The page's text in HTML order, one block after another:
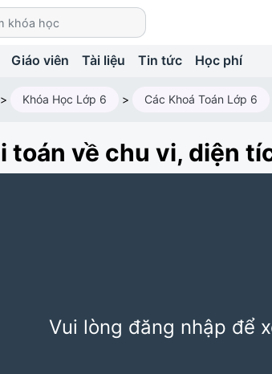
Giáo viên Tài liệu Tin tức Học phí
> Khóa Học Lớp 6 > Các Khoá Toán Lớp 6
toán về chu vi, diện
Vui lòng đăng nhập để